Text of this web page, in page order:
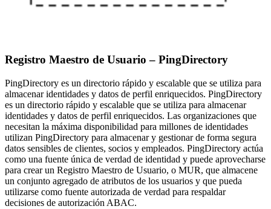
Registro Maestro de Usuario – PingDirectory
PingDirectory es un directorio rápido y escalable que se utiliza para
almacenar identidades y datos de perfil enriquecidos. PingDirectory
es un directorio rápido y escalable que se utiliza para almacenar
identidades y datos de perfil enriquecidos. Las organizaciones que
necesitan la máxima disponibilidad para millones de identidades
utilizan PingDirectory para almacenar y gestionar de forma segura
datos sensibles de clientes, socios y empleados. PingDirectory actúa
como una fuente única de verdad de identidad y puede aprovecharse
para crear un Registro Maestro de Usuario, o MUR, que almacene
un conjunto agregado de atributos de los usuarios y que pueda
utilizarse como fuente autorizada de verdad para respaldar
decisiones de autorización ABAC.